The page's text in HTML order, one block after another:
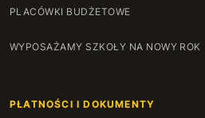
PLACÓWKI BUDŻETOWE
WYPOSAŻAMY SZKOŁY NA NOWY ROK
PŁATNOŚCI I DOKUMENTY